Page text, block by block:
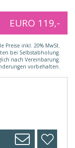
EURO 119,-
Preise inkl. 20% MwSt.
bei Selbstabholung.
nach Vereinbarung.
vorbehalten.